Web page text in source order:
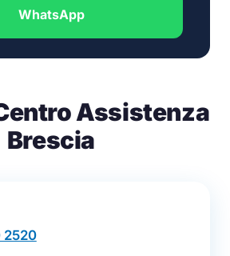
WhatsApp
Assistenza
Brescia
2520